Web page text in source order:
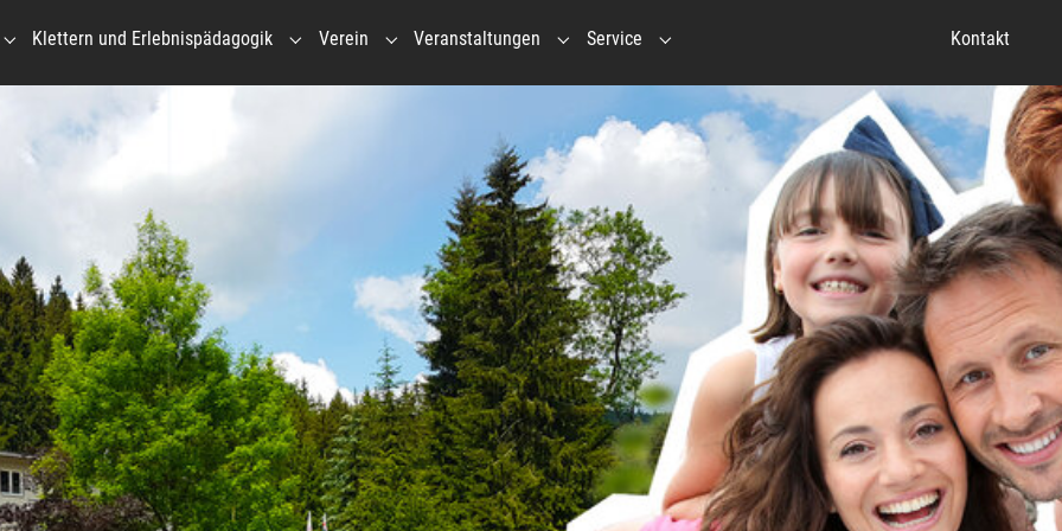
Submenu for "Gruppenhaus"
Klettern und Erlebnispädagogik
Submenu for "Klettern und Erlebnispädagogik"
Verein
Submenu for "Verein"
Veranstaltungen
Submenu for "Veranstaltungen"
Service
Submenu for "Service"
Kontakt